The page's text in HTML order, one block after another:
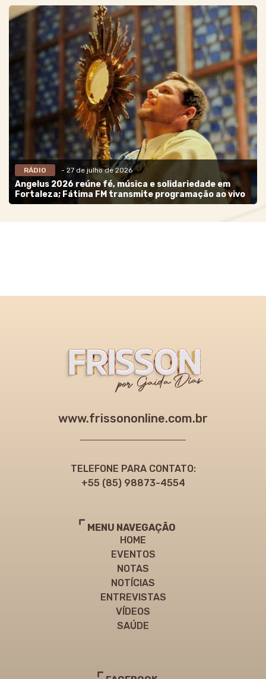
RÁDIO - 27 de julho de 2026
Angelus 2026 reúne fé, música e solidariedade em
Fortaleza; Fátima FM transmite programação ao vivo
www.frissononline.com.br
TELEFONE PARA CONTATO:
+55 (85) 98873-4554
MENU NAVEGAÇÃO
HOME
EVENTOS
NOTAS
NOTÍCIAS
ENTREVISTAS
VÍDEOS
SAÚDE